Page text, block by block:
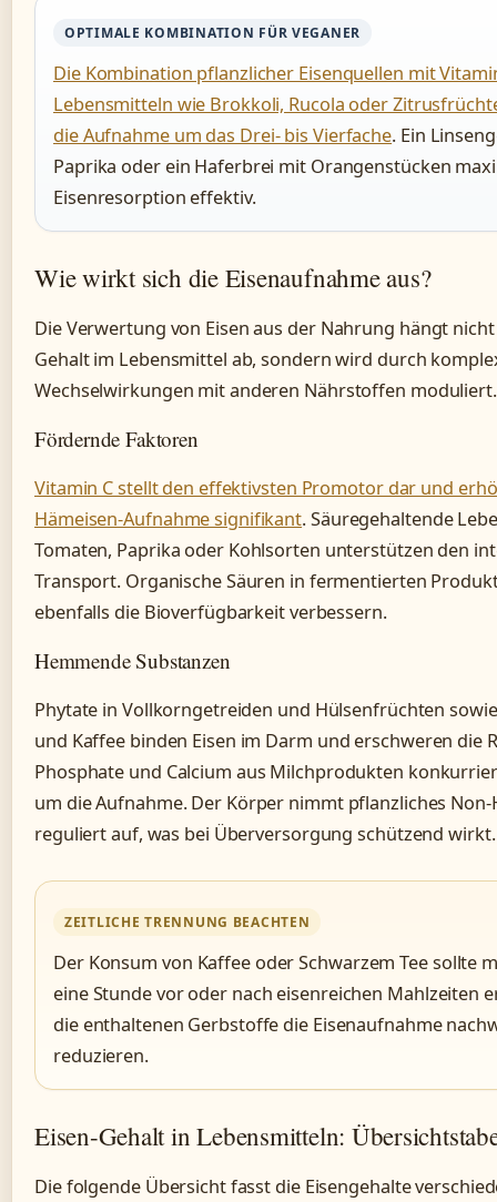
OPTIMALE KOMBINATION FÜR VEGANER
Die Kombination pflanzlicher Eisenquellen mit
Lebensmitteln wie Brokkoli, Rucola oder
die Aufnahme um das Drei- bis Vierfache. Ein
Paprika oder ein Haferbrei mit Orangenstücken
Eisenresorption effektiv.
Wie wirkt sich die Eisenaufnahme aus?
Die Verwertung von Eisen aus der Nahrung hängt
Gehalt im Lebensmittel ab, sondern wird durch
Wechselwirkungen mit anderen Nährstoffen moduliert.
Fördernde Faktoren
Vitamin C stellt den effektivsten Promotor dar und
Hämeisen-Aufnahme signifikant. Säuregehaltende
Tomaten, Paprika oder Kohlsorten unterstützen den
Transport. Organische Säuren in fermentierten
ebenfalls die Bioverfügbarkeit verbessern.
Hemmende Substanzen
Phytate in Vollkorngetreiden und Hülsenfrüchten
und Kaffee binden Eisen im Darm und erschweren die
Phosphate und Calcium aus Milchprodukten
um die Aufnahme. Der Körper nimmt pflanzliches Non-
reguliert auf, was bei Überversorgung schützend wirkt.
ZEITLICHE TRENNUNG BEACHTEN
Der Konsum von Kaffee oder Schwarzem Tee sollte
eine Stunde vor oder nach eisenreichen Mahlzeiten
die enthaltenen Gerbstoffe die Eisenaufnahme
reduzieren.
Eisen-Gehalt in Lebensmitteln:
Die folgende Übersicht fasst die Eisengehalte